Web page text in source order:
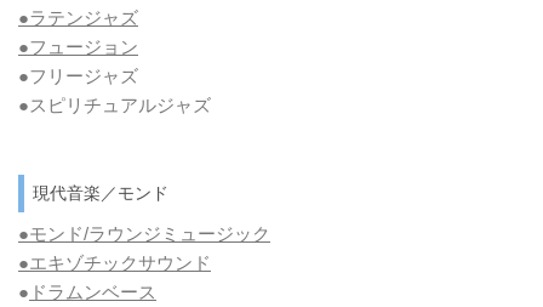
●ラテンジャズ
●フュージョン
●フリージャズ
●スピリチュアルジャズ
現代音楽／モンド
●モンド/ラウンジミュージック
●エキゾチックサウンド
● ドラムンベース